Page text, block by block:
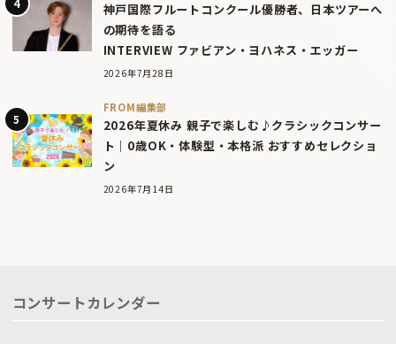
神戸国際フルートコンクール優勝者、日本ツアーへ
の期待を語る
INTERVIEW ファビアン・ヨハネス・エッガー
2026年7月28日
FROM編集部
2026年夏休み 親子で楽しむ♪クラシックコンサー
ト｜0歳OK・体験型・本格派 おすすめセレクショ
ン
2026年7月14日
コンサートカレンダー